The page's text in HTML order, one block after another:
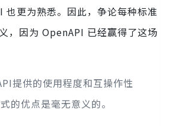
也更为熟悉。因此，争论每种标准
，因为 OpenAPI 已经赢得了这场
提供的使用程度和互操作性
的优点是毫无意义的。